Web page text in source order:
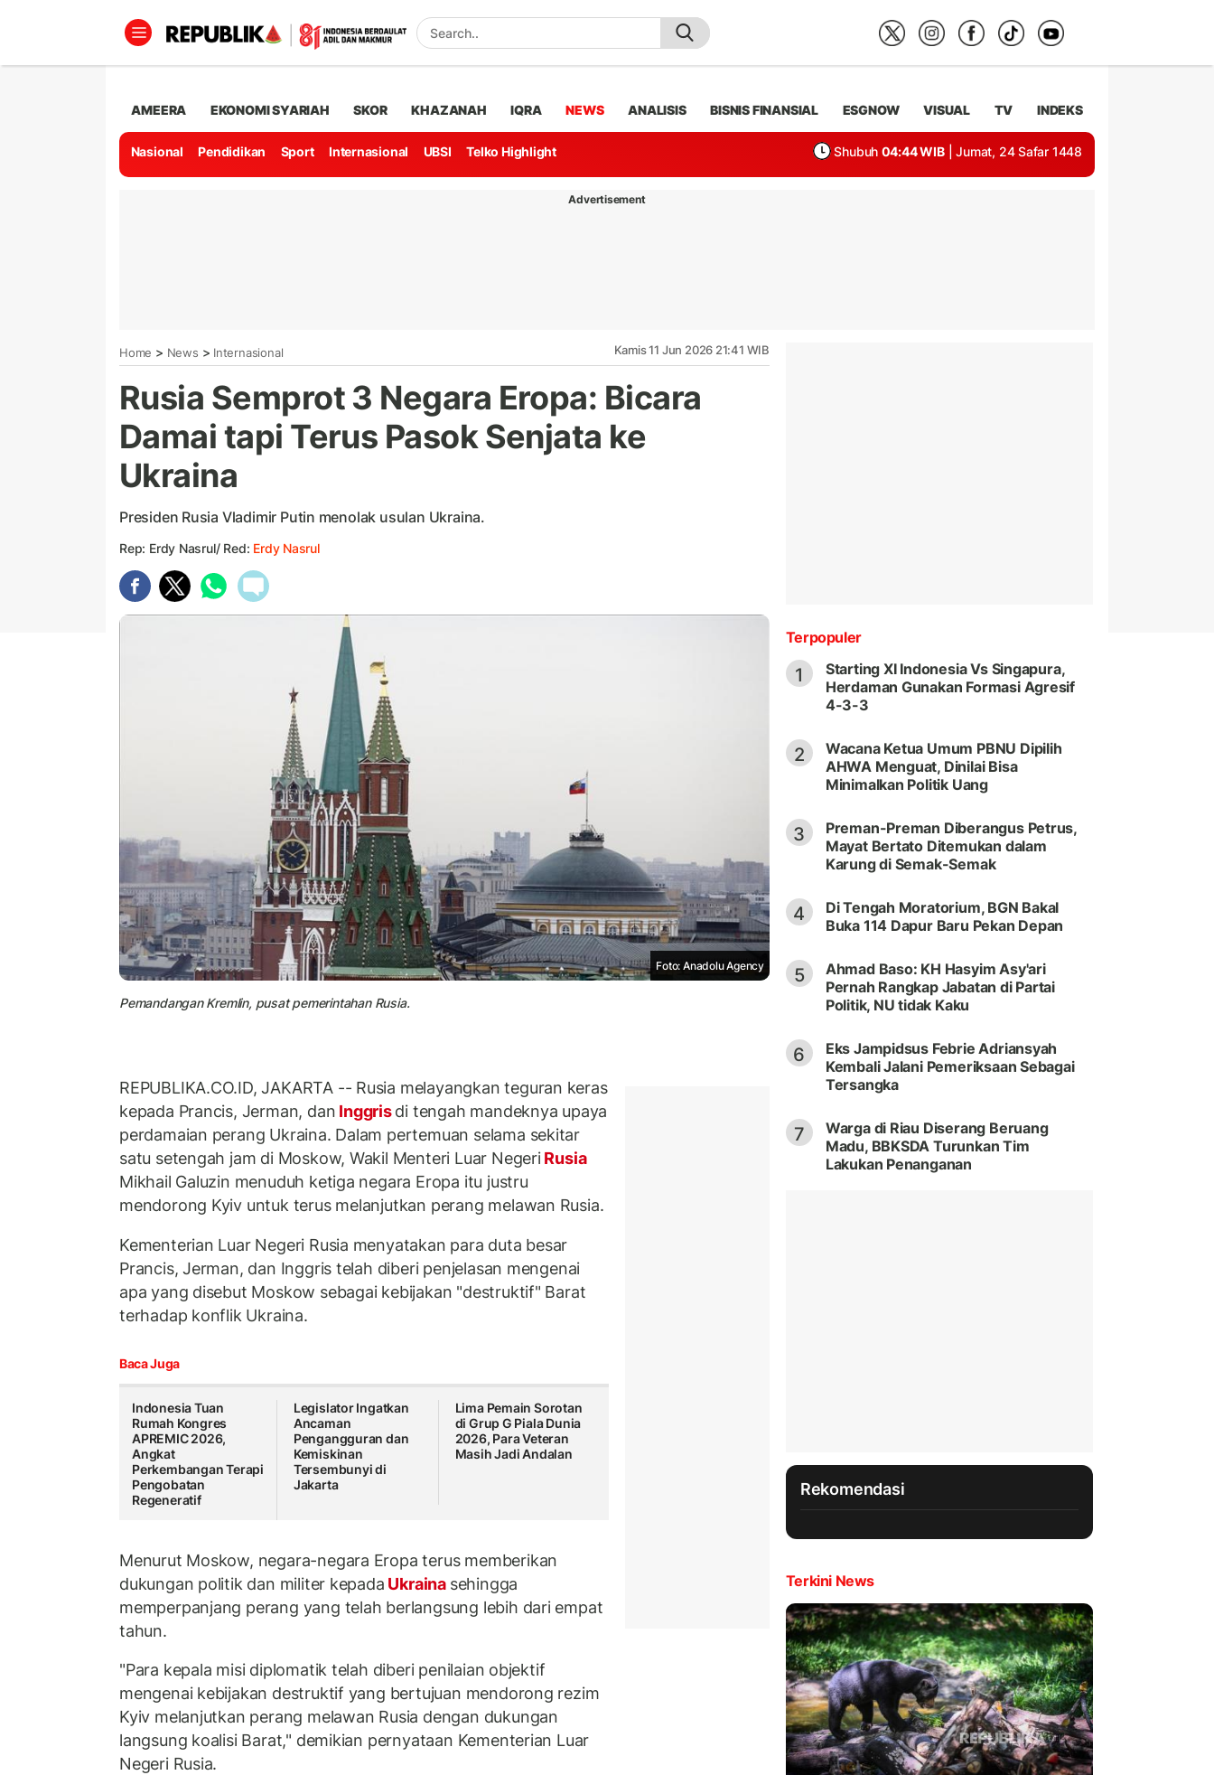
AMEERA EKONOMI SYARIAH SKOR KHAZANAH IQRA NEWS ANALISIS BISNIS FINANSIAL ESGNOW VISUAL TV INDEKS
Nasional Pendidikan Sport Internasional UBSI Telko Highlight Shubuh 04:44 WIB | Jumat, 24 Safar 1448
Advertisement
Home > News > Internasional Kamis 11 Jun 2026 21:41 WIB
Rusia Semprot 3 Negara Eropa: Bicara
Damai tapi Terus Pasok Senjata ke
Ukraina
Presiden Rusia Vladimir Putin menolak usulan Ukraina.
Rep: Erdy Nasrul/ Red: Erdy Nasrul
Foto: Anadolu Agency
Pemandangan Kremlin, pusat pemerintahan Rusia.
REPUBLIKA.CO.ID, JAKARTA -- Rusia melayangkan teguran keras
kepada Prancis, Jerman, dan Inggrisdi tengah mandeknya upaya
perdamaian perang Ukraina. Dalam pertemuan selama sekitar
satu setengah jam di Moskow, Wakil Menteri Luar NegeriRusia
Mikhail Galuzin menuduh ketiga negara Eropa itu justru
mendorong Kyiv untuk terus melanjutkan perang melawan Rusia.
Kementerian Luar Negeri Rusia menyatakan para duta besar
Prancis, Jerman, dan Inggris telah diberi penjelasan mengenai
apa yang disebut Moskow sebagai kebijakan "destruktif" Barat
terhadap konflik Ukraina.
Baca Juga
Indonesia Tuan
Rumah Kongres
APREMIC 2026,
Angkat
Perkembangan Terapi
Pengobatan
Regeneratif
Legislator Ingatkan
Ancaman
Pengangguran dan
Kemiskinan
Tersembunyi di
Jakarta
Lima Pemain Sorotan
di Grup G Piala Dunia
2026, Para Veteran
Masih Jadi Andalan
Menurut Moskow, negara-negara Eropa terus memberikan
dukungan politik dan militer kepada Ukraina sehingga
memperpanjang perang yang telah berlangsung lebih dari empat
tahun.
"Para kepala misi diplomatik telah diberi penilaian objektif
mengenai kebijakan destruktif yang bertujuan mendorong rezim
Kyiv melanjutkan perang melawan Rusia dengan dukungan
langsung koalisi Barat," demikian pernyataan Kementerian Luar
Negeri Rusia.
Terpopuler
1
Starting XI Indonesia Vs Singapura,
Herdaman Gunakan Formasi Agresif
4-3-3
2
Wacana Ketua Umum PBNU Dipilih
AHWA Menguat, Dinilai Bisa
Minimalkan Politik Uang
3
Preman-Preman Diberangus Petrus,
Mayat Bertato Ditemukan dalam
Karung di Semak-Semak
4
Di Tengah Moratorium, BGN Bakal
Buka 114 Dapur Baru Pekan Depan
5
Ahmad Baso: KH Hasyim Asy'ari
Pernah Rangkap Jabatan di Partai
Politik, NU tidak Kaku
6
Eks Jampidsus Febrie Adriansyah
Kembali Jalani Pemeriksaan Sebagai
Tersangka
7
Warga di Riau Diserang Beruang
Madu, BBKSDA Turunkan Tim
Lakukan Penanganan
Rekomendasi
Terkini News